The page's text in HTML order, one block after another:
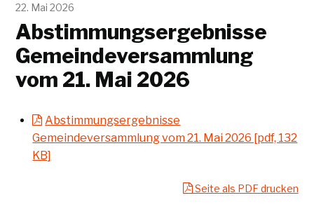
Abstimmungsergebnisse
Gemeindeversammlung
vom 21. Mai 2026
22. Mai 2026
Abstimmungsergebnisse
Gemeindeversammlung vom 21. Mai 2026 [pdf, 132
KB]
Seite als PDF drucken